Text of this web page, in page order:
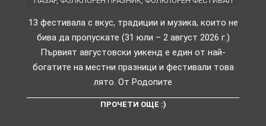
13 фестивала с вкус, традиции и музика, които не
бива да пропускате (31 юли – 2 август 2026 г.)
Първият августовски уикенд е един от най-
богатите на местни празници и фестивали това
лято. От Родопите
ПРОЧЕТИ ОЩЕ :)